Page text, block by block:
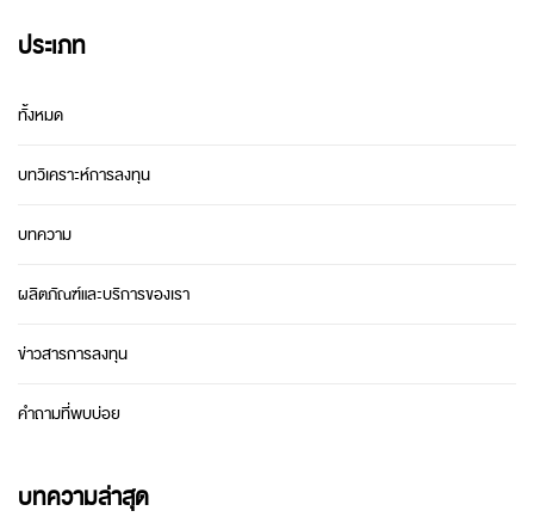
ประเภท
ทั้งหมด
บทวิเคราะห์การลงทุน
บทความ
ผลิตภัณฑ์และบริการของเรา
ข่าวสารการลงทุน
คำถามที่พบบ่อย
บทความล่าสุด